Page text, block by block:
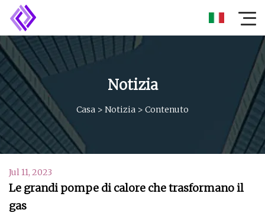
Notizia
Casa > Notizia > Contenuto
Jul 11, 2023
Le grandi pompe di calore che trasformano il
gas